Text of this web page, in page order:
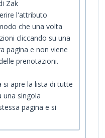
Zak
l'attributo
che una volta
cliccando su una
pagina e non viene
prenotazioni.
si apre la lista di tutte
una singola
pagina e si